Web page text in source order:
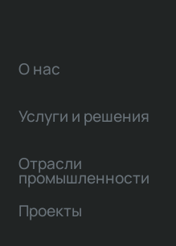
О нас
Услуги и решения
Отрасли
промышленности
Проекты